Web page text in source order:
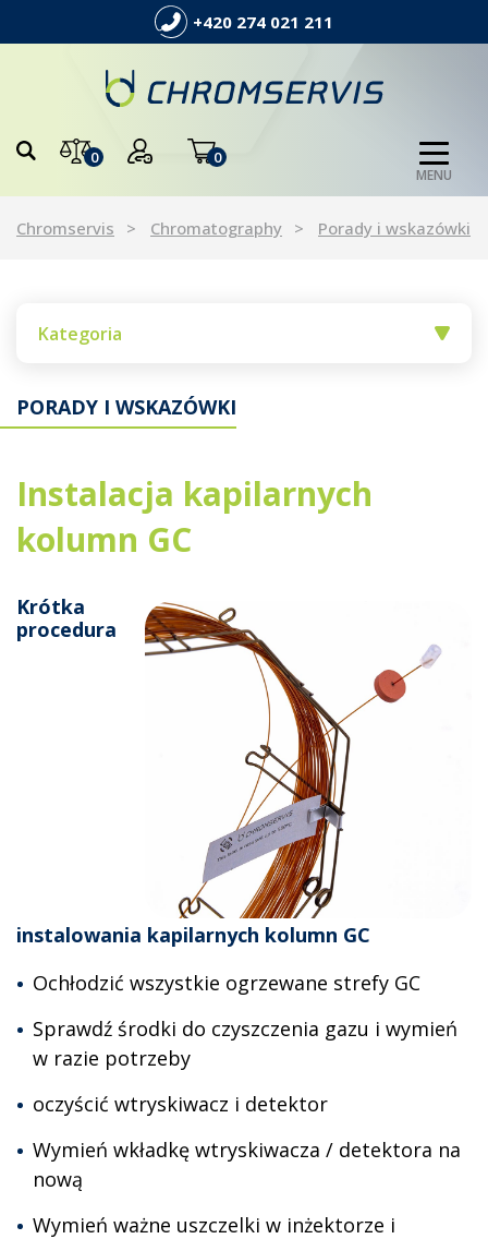
+420 274 021 211
0 0
MENU
Chromservis Chromatography Porady i wskazówki
Kategoria
PORADY I WSKAZÓWKI
Instalacja kapilarnych
kolumn GC
Krótka
procedura
instalowania kapilarnych kolumn GC
Ochłodzić wszystkie ogrzewane strefy GC
Sprawdź środki do czyszczenia gazu i wymień
w razie potrzeby
oczyścić wtryskiwacz i detektor
Wymień wkładkę wtryskiwacza / detektora na
nową
Wymień ważne uszczelki w inżektorze i